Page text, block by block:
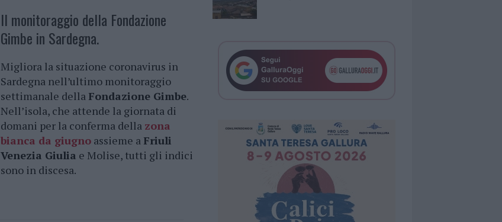
Il monitoraggio della Fondazione
Gimbe in Sardegna.
Migliora la situazione coronavirus in
Sardegna nell’ultimo monitoraggio
settimanale della Fondazione Gimbe.
Nell’isola, che attende la giornata di
domani per la conferma della zona
bianca da giugno assieme a Friuli
Venezia Giulia e Molise, tutti gli indici
sono in discesa.